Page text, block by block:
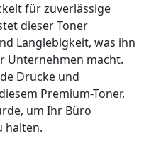
für zuverlässige
dieser Toner
Langlebigkeit, was ihn
Unternehmen macht.
Drucke und
Premium-Toner,
um Ihr Büro
halten.